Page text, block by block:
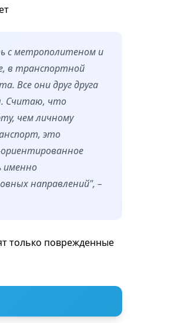
с метрополитеном и
в транспортной
Все они друг друга
Считаю, что
чем личному
это
именно
направлений", –
только поврежденные